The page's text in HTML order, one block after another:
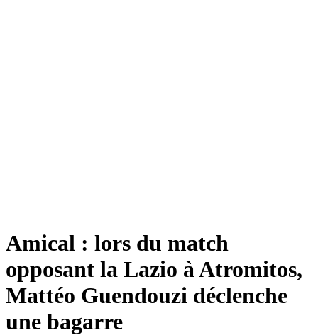
Amical : lors du match
opposant la Lazio à Atromitos,
Mattéo Guendouzi déclenche
une bagarre